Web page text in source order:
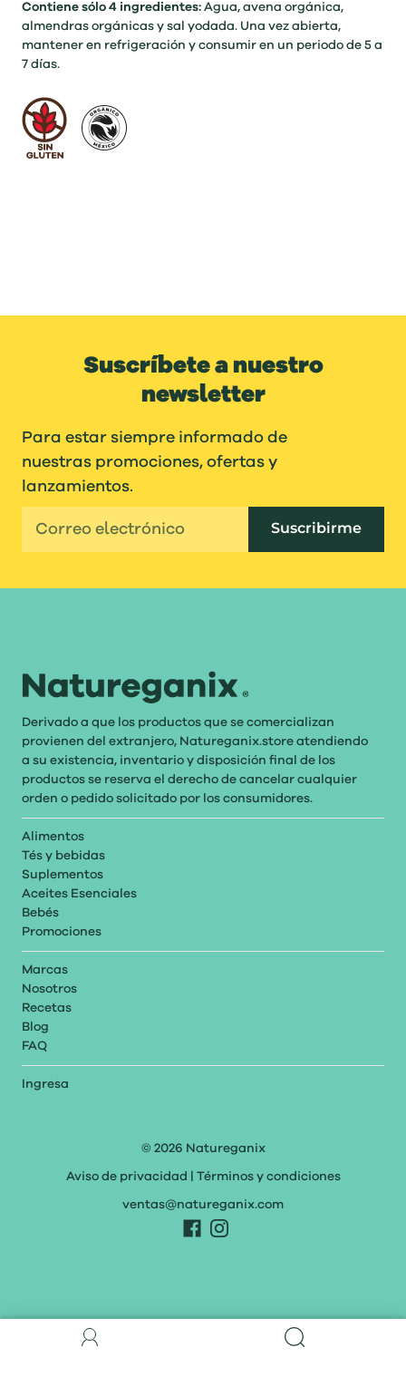
Contiene sólo 4 ingredientes: Agua, avena orgánica,
almendras orgánicas y sal yodada. Una vez abierta,
mantener en refrigeración y consumir en un periodo de 5 a
7 días.
Suscríbete a nuestro
newsletter
Para estar siempre informado de
nuestras promociones, ofertas y
lanzamientos.
Suscribirme
Derivado a que los productos que se comercializan
provienen del extranjero, Natureganix.store atendiendo
a su existencia, inventario y disposición final de los
productos se reserva el derecho de cancelar cualquier
orden o pedido solicitado por los consumidores.
Alimentos
Tés y bebidas
Suplementos
Aceites Esenciales
Bebés
Promociones
Marcas
Nosotros
Recetas
Blog
FAQ
Ingresa
© 2026 Natureganix
Aviso de privacidad Términos y condiciones
ventas@natureganix.com